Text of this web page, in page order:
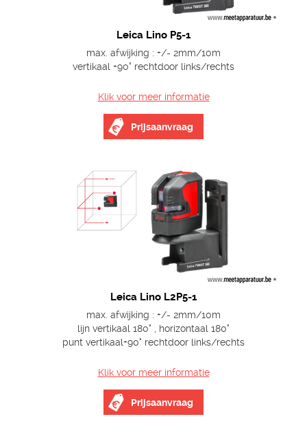
Leica Lino P5-1
max. afwijking : +/- 2mm/10m
vertikaal +90° rechtdoor links/rechts
Klik voor meer informatie
Prijsaanvraag
Leica Lino L2P5-1
max. afwijking : +/- 2mm/10m
lijn vertikaal 180° , horizontaal 180°
punt vertikaal+90° rechtdoor links/rechts
Klik voor meer informatie
Prijsaanvraag